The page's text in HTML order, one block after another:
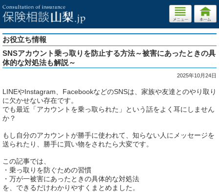
お役立ち情報
SNSアカウント乗っ取りを防止する方法～被害にあったときの具
体的な対処法も解説～
2025年10月24日
LINEやInstagram、FacebookなどのSNSは、家族や友達とのやり取り
に欠かせない存在です。
でも最近「アカウントを乗っ取られた」という話をよく耳にしません
か？
もし自分のアカウントが勝手に使われて、知らない人にメッセージを
送られたり、勝手に買い物をされたら大変です。
この記事では、
・乗っ取りを防ぐための習慣
・万が一被害にあったときの具体的な対処法
を、できるだけわかりやすくまとめました。